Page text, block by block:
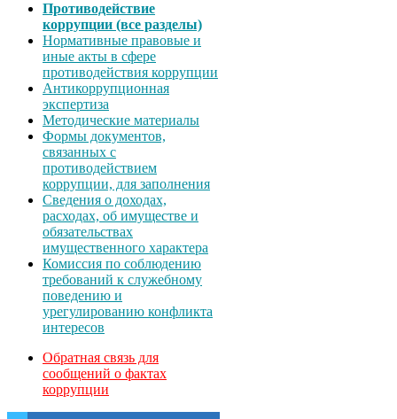
Противодействие
коррупции (все разделы)
Нормативные правовые и
иные акты в сфере
противодействия коррупции
Антикоррупционная
экспертиза
Методические материалы
Формы документов,
связанных с
противодействием
коррупции, для заполнения
Сведения о доходах,
расходах, об имуществе и
обязательствах
имущественного характера
Комиссия по соблюдению
требований к служебному
поведению и
урегулированию конфликта
интересов
Обратная связь для
сообщений о фактах
коррупции